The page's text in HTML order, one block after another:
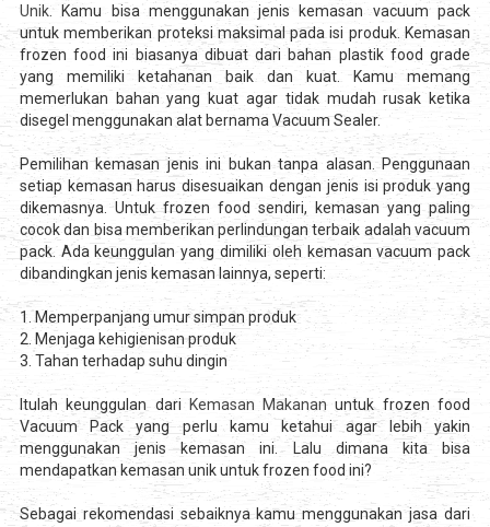
Unik. Kamu bisa menggunakan jenis kemasan vacuum pack
untuk memberikan proteksi maksimal pada isi produk. Kemasan
frozen food ini biasanya dibuat dari bahan plastik food grade
yang memiliki ketahanan baik dan kuat. Kamu memang
memerlukan bahan yang kuat agar tidak mudah rusak ketika
disegel menggunakan alat bernama Vacuum Sealer.
Pemilihan kemasan jenis ini bukan tanpa alasan. Penggunaan
setiap kemasan harus disesuaikan dengan jenis isi produk yang
dikemasnya. Untuk frozen food sendiri, kemasan yang paling
cocok dan bisa memberikan perlindungan terbaik adalah vacuum
pack. Ada keunggulan yang dimiliki oleh kemasan vacuum pack
dibandingkan jenis kemasan lainnya, seperti:
1. Memperpanjang umur simpan produk
2. Menjaga kehigienisan produk
3. Tahan terhadap suhu dingin
Itulah keunggulan dari Kemasan Makanan untuk frozen food
Vacuum Pack yang perlu kamu ketahui agar lebih yakin
menggunakan jenis kemasan ini. Lalu dimana kita bisa
mendapatkan kemasan unik untuk frozen food ini?
Sebagai rekomendasi sebaiknya kamu menggunakan jasa dari